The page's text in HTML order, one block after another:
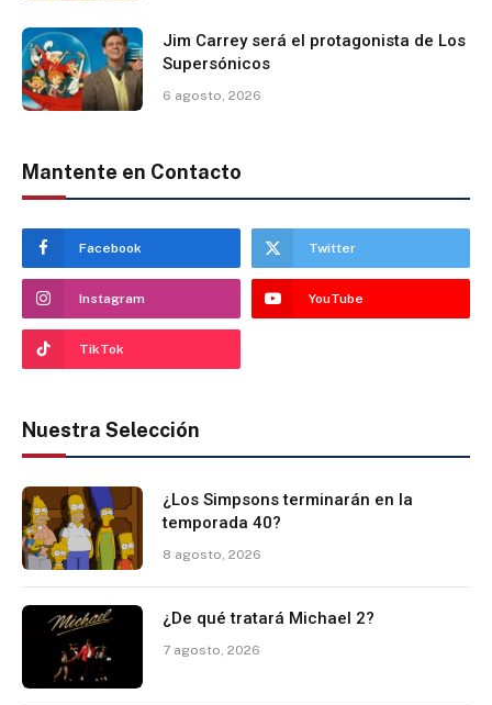
Jim Carrey será el protagonista de Los
Supersónicos
6 agosto, 2026
Mantente en Contacto
Facebook Twitter
Instagram YouTube
TikTok
Nuestra Selección
¿Los Simpsons terminarán en la
temporada 40?
8 agosto, 2026
¿De qué tratará Michael 2?
7 agosto, 2026